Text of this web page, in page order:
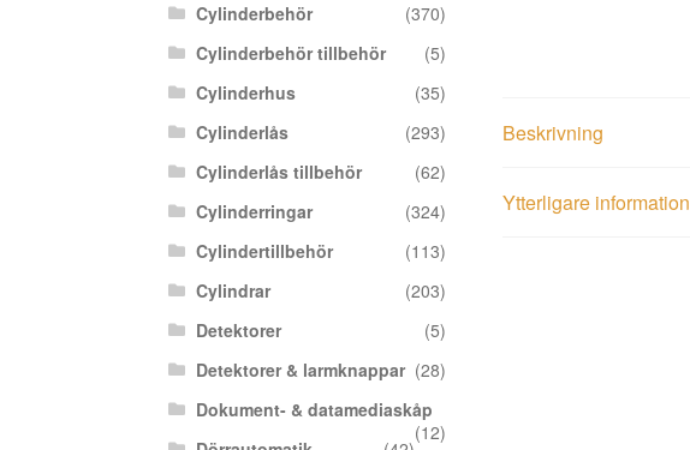
Beskrivning
Ytterligare information
Cylinderbehör
(370)
Cylinderbehör tillbehör
(5)
Cylinderhus
(35)
Cylinderlås
(293)
Cylinderlås tillbehör
(62)
Cylinderringar
(324)
Cylindertillbehör
(113)
Cylindrar
(203)
Detektorer
(5)
Detektorer & larmknappar (28)
Dokument- & datamediaskåp
(12)